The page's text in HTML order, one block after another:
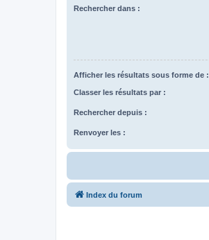
Rechercher dans :
Afficher les résultats sous forme de :
Classer les résultats par :
Rechercher depuis :
Renvoyer les :
Index du forum